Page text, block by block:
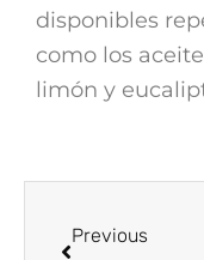
disponibles
como los
limón y
Previous